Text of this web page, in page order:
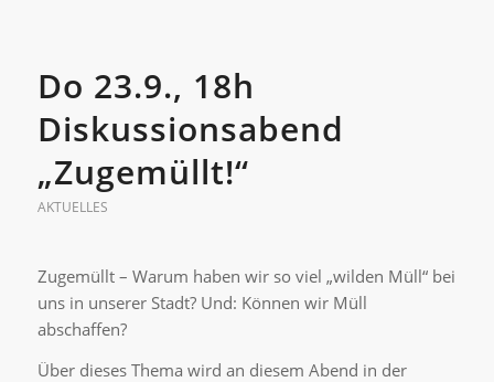
Do 23.9., 18h
Diskussionsabend
„Zugemüllt!“
AKTUELLES
Zugemüllt – Warum haben wir so viel „wilden Müll“ bei
uns in unserer Stadt? Und: Können wir Müll
abschaffen?
Über dieses Thema wird an diesem Abend in der